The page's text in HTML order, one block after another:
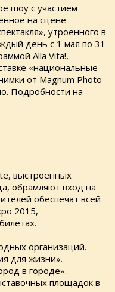
шоу с участием
на сцене
утроенного в
день с 1 мая по 31
Alla Vita!,
«национальные
от Magnum Photo
Подробности на
выстроенных
обрамляют вход на
обеспечат всей
2015,
организаций.
для жизни».
в городе».
площадок в